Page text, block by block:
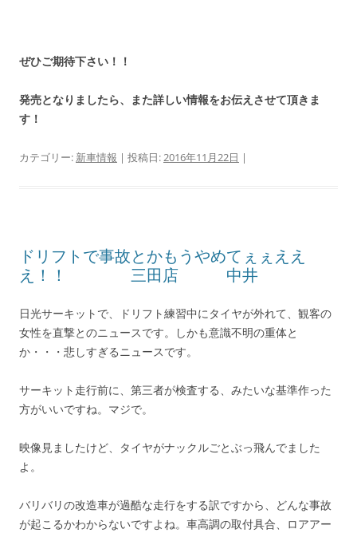
ぜひご期待下さい！！
発売となりましたら、また詳しい情報をお伝えさせて頂きま
す！
カテゴリー: 新車情報 | 投稿日:2016年11月22日 |
ドリフトで事故とかもうやめてぇぇええ
え！！ 三田店 中井
日光サーキットで、ドリフト練習中にタイヤが外れて、観客の
女性を直撃とのニュースです。しかも意識不明の重体と
か・・・悲しすぎるニュースです。
サーキット走行前に、第三者が検査する、みたいな基準作った
方がいいですね。マジで。
映像見ましたけど、タイヤがナックルごとぶっ飛んでました
よ。
バリバリの改造車が過酷な走行をする訳ですから、どんな事故
が起こるかわからないですよね。車高調の取付具合、ロアアー